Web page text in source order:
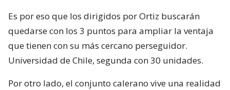
Es por eso que los dirigidos por Ortiz buscarán
quedarse con los 3 puntos para ampliar la ventaja
que tienen con su más cercano perseguidor.
Universidad de Chile, segunda con 30 unidades.
Por otro lado, el conjunto calerano vive una realidad